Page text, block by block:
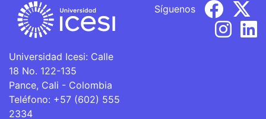
Universidad Icesi: Calle
18 No. 122-135
Pance, Cali - Colombia
Teléfono: +57 (602) 555
2334
Síguenos